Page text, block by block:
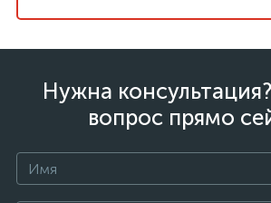
Нужна
вопрос прямо